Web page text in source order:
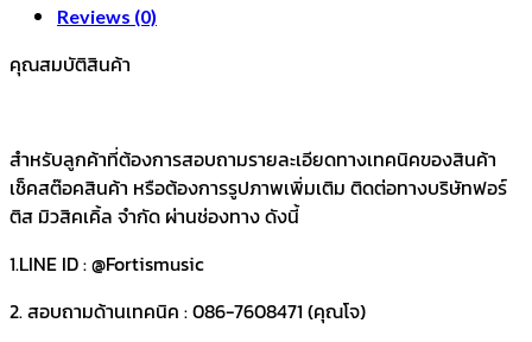
Reviews (0)
คุณสมบัติสินค้า
สำหรับลูกค้าที่ต้องการสอบถามรายละเอียดทางเทคนิคของสินค้า
เช็คสต๊อคสินค้า หรือต้องการรูปภาพเพิ่มเติม ติดต่อทางบริษัทฟอร์
ติส มิวสิคเคิ้ล จำกัด ผ่านช่องทาง ดังนี้
1.LINE ID : @Fortismusic
2. สอบถามด้านเทคนิค : 086-7608471 (คุณโจ)